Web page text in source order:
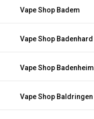
Vape Shop Badem
Vape Shop Badenhard
Vape Shop Badenheim
Vape Shop Baldringen